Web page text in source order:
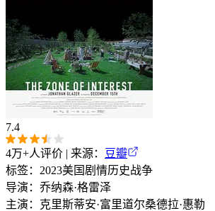
7.4
4万+人评价 | 来源：
豆瓣
标签： 2023美国 剧情历史战争
导演： 乔纳森·格雷泽
主演： 克里斯蒂安·富里道尔桑德拉·惠勒